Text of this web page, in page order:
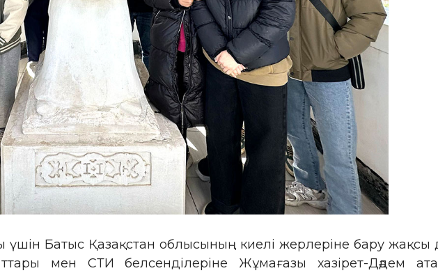
Батыс Қазақстан облысының киелі жерлеріне бару жақсы
мен СТИ белсенділеріне Жұмағазы хазірет-Дәдем ата